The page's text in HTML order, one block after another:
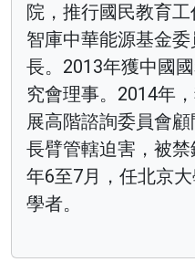
院，推行國民教育
智庫中華能源基金
長。2013年獲中國
究會理事。2014年
展高階諮詢委員會
長臂管轄迫害，被
年6至7月，任北京
學者。